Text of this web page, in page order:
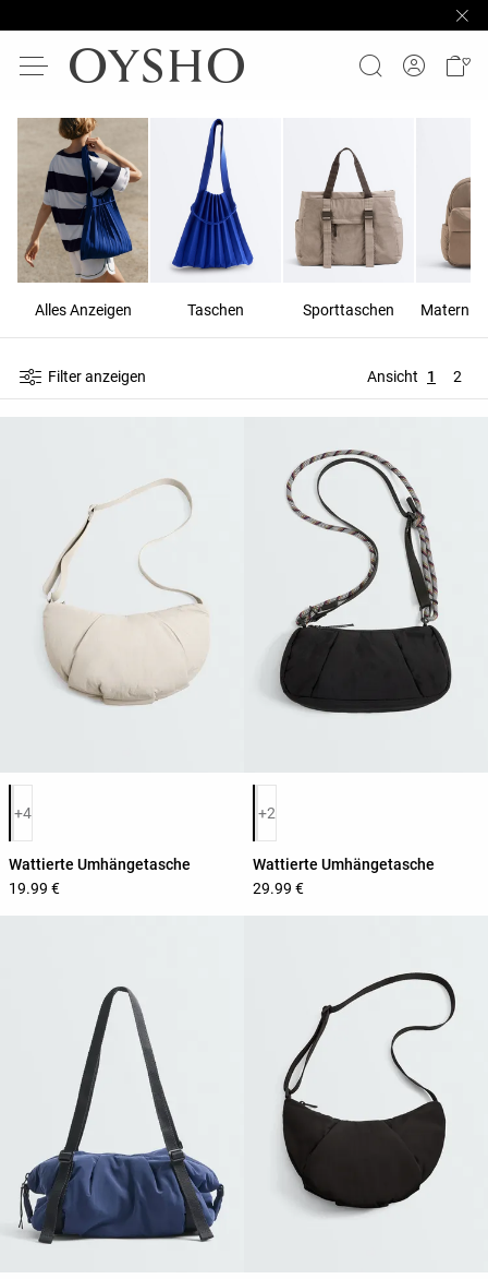
Alles Anzeigen Taschen Sporttaschen
Filter anzeigen Ansicht 1 2
Produktfarbliste
+4
Wattierte Umhängetasche
19.99 €
Produktfarbliste
+2
Wattierte Umhängetasche
29.99 €